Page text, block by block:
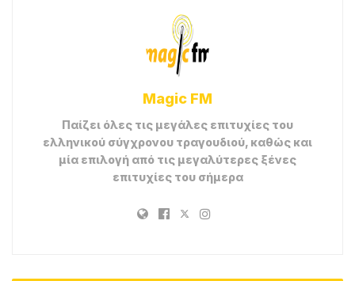
Magic FM
Παίζει όλες τις μεγάλες επιτυχίες του
ελληνικού σύγχρονου τραγουδιού, καθώς και
μία επιλογή από τις μεγαλύτερες ξένες
επιτυχίες του σήμερα